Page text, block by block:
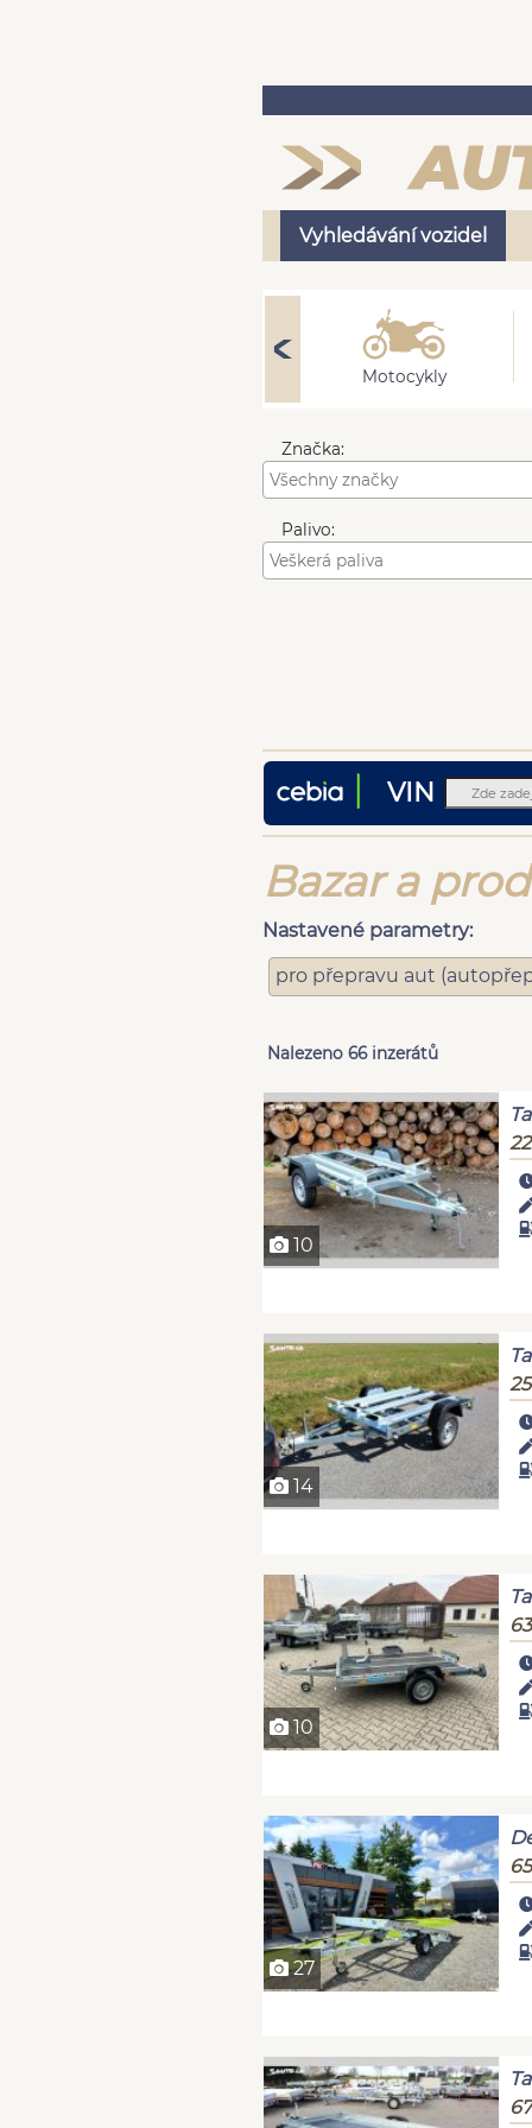
Vyhledávání vozidel
Motocykly
Značka:
Palivo:
VIN
Bazar a
Nastavené parametry:
pro přepravu aut
Nalezeno 66 inzerátů
10
14
10
27